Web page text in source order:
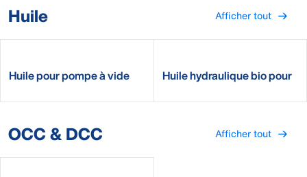
Huile Afficher tout
Huile pour pompe à vide Huile hydraulique bio pour
OCC & DCC Afficher tout